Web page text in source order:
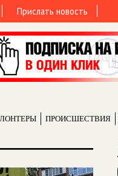
Прислать новость
ПРОИCШЕСТВИЯ